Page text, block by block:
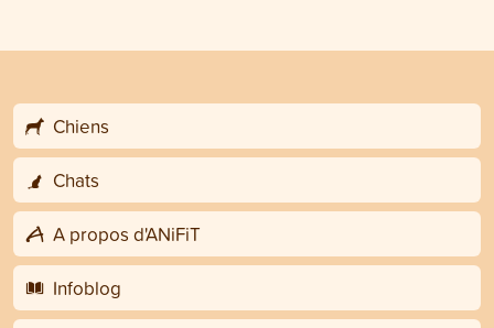
Chiens
Chats
A propos d'ANiFiT
Infoblog